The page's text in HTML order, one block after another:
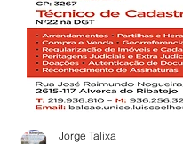
Jorge Talixa